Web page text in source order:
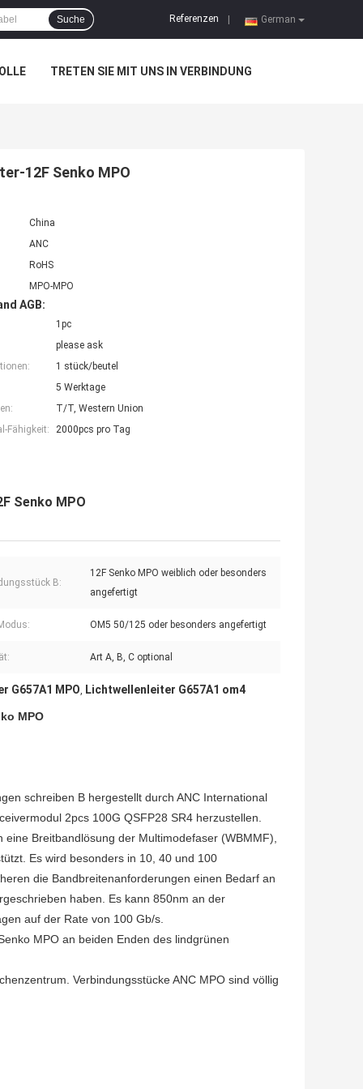
German
Referenzen
Suche
TRETEN SIE MIT UNS IN VERBINDUNG
12F Senko MPO
China
ANC
RoHS
MPO-MPO
AGB:
1pc
please ask
1 stück/beutel
5 Werktage
T/T, Western Union
Fähigkeit:
2000pcs pro Tag
Senko MPO
B:
12F Senko MPO weiblich oder besonders
angefertigt
OM5 50/125 oder besonders angefertigt
Art A, B, C optional
G657A1 MPO, Lichtwellenleiter G657A1 om4
MPO
schreiben B hergestellt durch ANC International
2pcs 100G QSFP28 SR4 herzustellen.
Breitbandlösung der Multimodefaser (WBMMF),
Es wird besonders in 10, 40 und 100
die Bandbreitenanforderungen einen Bedarf an
haben. Es kann 850nm an der
auf der Rate von 100 Gb/s.
MPO an beiden Enden des lindgrünen
Verbindungsstücke ANC MPO sind völlig